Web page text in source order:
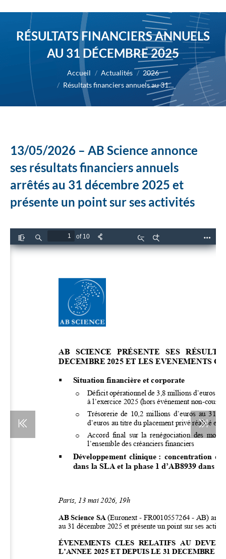
RÉSULTATS FINANCIERS ANNUELS
AU 31 DÉCEMBRE 2025
Vous êtes ici : Accueil Actualités
2026
Résultats financiers annuels au 31…
13/05/2026 – AB Science annonce
ses résultats financiers annuels
arrêtés au 31 décembre 2025 et
présente un point sur ses activités